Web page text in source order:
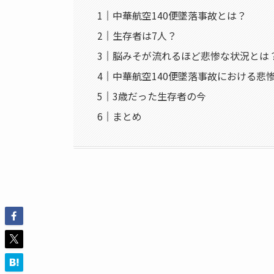
中華航空140便墜落事故とは？
生存者は7人？
脳みそが流れるほど悲惨な状況とは
中華航空140便墜落事故における悲
3歳だった生存者の今
まとめ